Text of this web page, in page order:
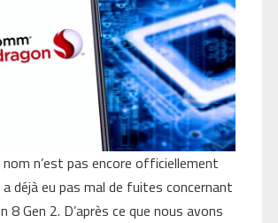
n’est pas encore officiellement
déjà eu pas mal de fuites concernant
8 Gen 2. D’après ce que nous avons